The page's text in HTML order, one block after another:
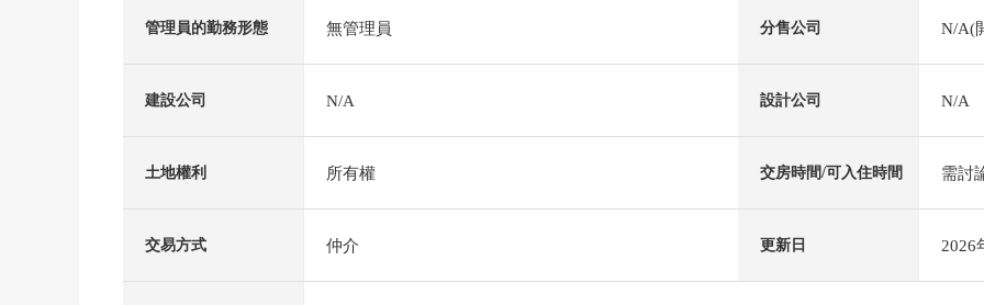
管理員的勤務形態 無管理員 分售公司 N/A(
建設公司 N/A 設計公司 N/A
土地權利 所有權 交房時間/可入住時間 需討
交易方式 仲介 更新日 2026